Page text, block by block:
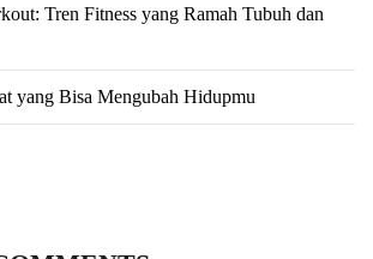
Tren Fitness yang Ramah Tubuh dan
yang Bisa Mengubah Hidupmu